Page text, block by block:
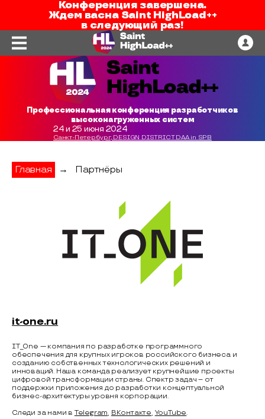
Конференция завершена.
Ждем васна Saint HighLoad++
в следующий раз!
Профессиональная конференция разработчиков
высоконагруженных систем
24 и 25 июня 2024
Санкт-Петербург, DESIGN DISTRICT DAA in SPB
Главная → Партнёры
it-one.ru
IT_One — компания по разработке программного
обеспечения для крупных игроков российского бизнеса и
созданию собственных технологических решений и
инноваций. Наша команда реализует крупнейшие проекты
цифровой трансформации страны. Спектр задач – от
поддержки приложения до разработки концептуальной
бизнес-архитектуры уровня корпорации.
Следи за нами в Telegram, ВКонтакте, YouTube.